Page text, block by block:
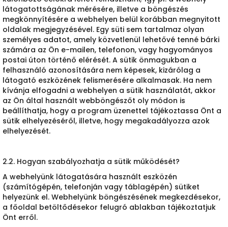
látogatottságának mérésére, illetve a böngészés
megkönnyítésére a webhelyen belül korábban megnyitott
oldalak megjegyzésével. Egy süti sem tartalmaz olyan
személyes adatot, amely közvetlenül lehetővé tenné bárki
számára az Ön e-mailen, telefonon, vagy hagyományos
postai úton történő elérését. A sütik önmagukban a
felhasználó azonosítására nem képesek, kizárólag a
látogató eszközének felismerésére alkalmasak. Ha nem
kívánja elfogadni a webhelyen a sütik használatát, akkor
az Ön által használt webböngészőt oly módon is
beállíthatja, hogy a program üzenettel tájékoztassa Önt a
sütik elhelyezéséről, illetve, hogy megakadályozza azok
elhelyezését.
2.2. Hogyan szabályozhatja a sütik működését?
A webhelyünk látogatására használt eszközén
(számítógépén, telefonján vagy táblagépén) sütiket
helyezünk el. Webhelyünk böngészésének megkezdésekor,
a főoldal betöltődésekor felugró ablakban tájékoztatjuk
Önt erről.